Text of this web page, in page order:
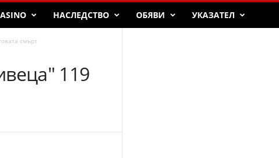
НАСЛЕДСТВО ОБЯВИ УКАЗАТЕЛ
смърт
119